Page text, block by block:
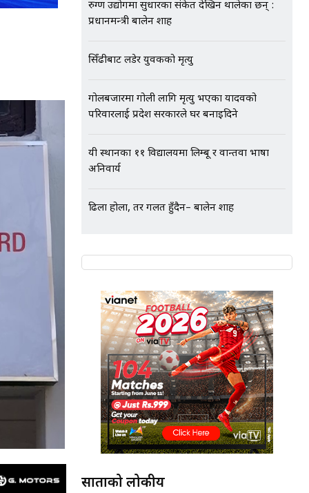
रुग्ण उद्योगमा सुधारका संकेत देखिन थालेका छन् :
प्रधानमन्त्री बालेन शाह
सिँढीबाट लडेर युवकको मृत्यु
गोलबजारमा गोली लागि मृत्यु भएका यादवको
परिवारलाई प्रदेश सरकारले घर बनाइदिने
यी स्थानका ११ विद्यालयमा लिम्बू र वान्तवा भाषा
अनिवार्य
ढिला होला, तर गलत हुँदैन– बालेन शाह
साताको लोकप्रीय